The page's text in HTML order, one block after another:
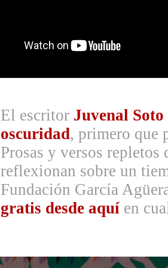
El escritor Juvenal Soto
oscuridad, primero que
Prosas y versos repletos
reflexionan sobre un
Fundación García
gratis desde aquí en